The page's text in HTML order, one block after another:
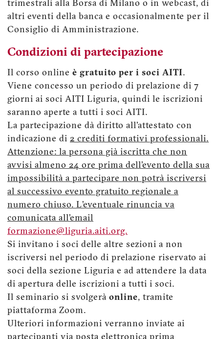
trimestrali alla Borsa di Milano o in webcast, di
altri eventi della banca e occasionalmente per il
Consiglio di Amministrazione.
Condizioni di partecipazione
Il corso online è gratuito per i soci AITI.
Viene concesso un periodo di prelazione di 7
giorni ai soci AITI Liguria, quindi le iscrizioni
saranno aperte a tutti i soci AITI.
La partecipazione dà diritto all’attestato con
indicazione di 2 crediti formativi professionali.
Attenzione: la persona già iscritta che non
avvisi almeno 24 ore prima dell’evento della sua
impossibilità a partecipare non potrà iscriversi
al successivo evento gratuito regionale a
numero chiuso. L’eventuale rinuncia va
comunicata all’email
formazione@liguria.aiti.org.
Si invitano i soci delle altre sezioni a non
iscriversi nel periodo di prelazione riservato ai
soci della sezione Liguria e ad attendere la data
di apertura delle iscrizioni a tutti i soci.
Il seminario si svolgerà online, tramite
piattaforma Zoom.
Ulteriori informazioni verranno inviate ai